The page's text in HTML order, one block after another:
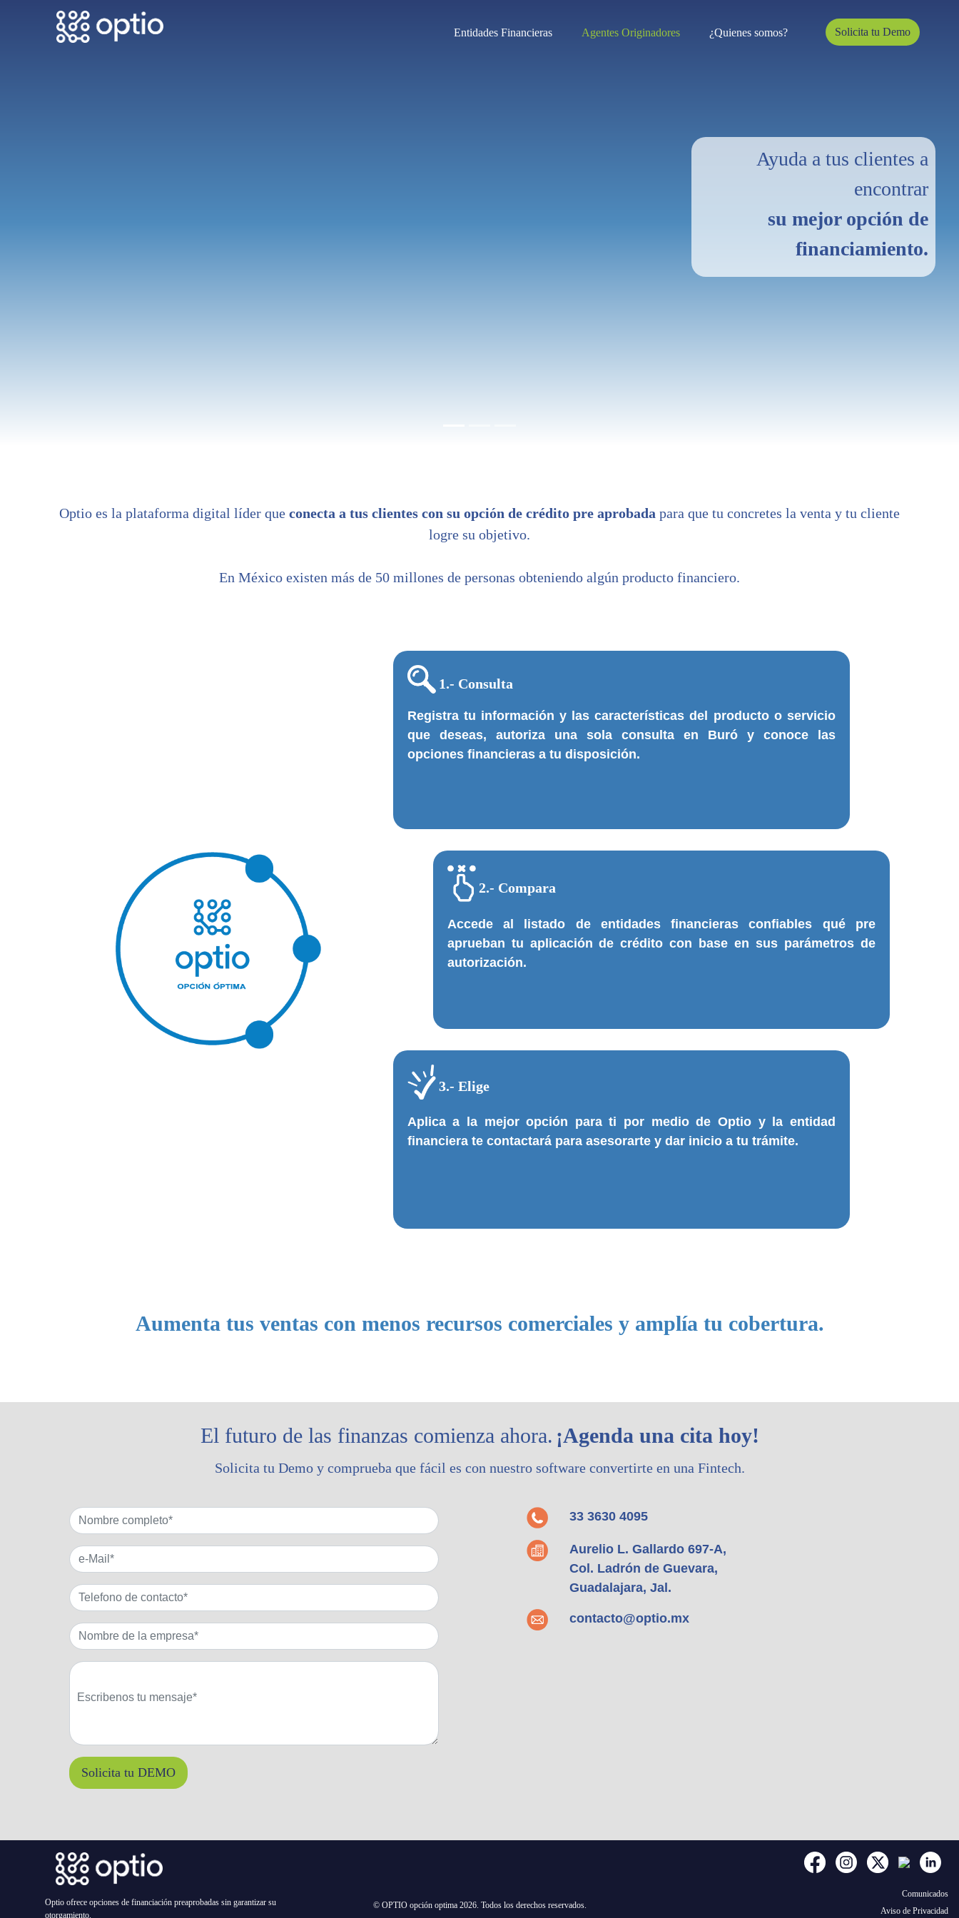
Entidades Financieras Agentes Originadores (current)¿Quienes somos? Solicita tu Demo
Ayuda a tus clientes a
encontrar
su mejor opción de
financiamiento.
Optio es la plataforma digital líder que conecta a tus clientes con su opción de crédito pre aprobada para que tu concretes la venta y tu cliente
logre su objetivo.
En México existen más de 50 millones de personas obteniendo algún producto financiero.
1.- Consulta
Registra tu información y las características del producto o servicio
que deseas, autoriza una sola consulta en Buró y conoce las
opciones financieras a tu disposición.
2.- Compara
Accede al listado de entidades financieras confiables qué pre
aprueban tu aplicación de crédito con base en sus parámetros de
autorización.
3.- Elige
Aplica a la mejor opción para ti por medio de Optio y la entidad
financiera te contactará para asesorarte y dar inicio a tu trámite.
Aumenta tus ventas con menos recursos comerciales y amplía tu cobertura.
El futuro de las finanzas comienza ahora. ¡Agenda una cita hoy!
Solicita tu Demo y comprueba que fácil es con nuestro software convertirte en una Fintech.
33 3630 4095
Aurelio L. Gallardo 697-A,
Col. Ladrón de Guevara,
Guadalajara, Jal.
contacto@optio.mx
Optio ofrece opciones de financiación preaprobadas sin garantizar su
otorgamiento.
© OPTIO opción optima 2026. Todos los derechos reservados.
Comunicados
Aviso de Privacidad